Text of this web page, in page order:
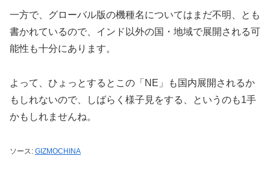
一方で、グローバル版の機種名についてはまだ不明、とも
書かれているので、インド以外の国・地域で展開される可
能性も十分にあります。
よって、ひょっとするとこの「NE」も国内展開されるか
もしれないので、しばらく様子見をする、というのも1手
かもしれませんね。
ソース: GIZMOCHINA